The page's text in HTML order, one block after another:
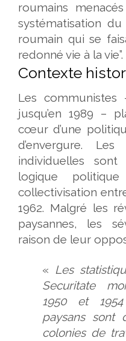
roumains
systématisation
roumain qui se
redonné vie à la vie”.
Contexte
Les
jusqu’en 1989 –
cœur d’une
d’envergure. Les
individuelles sont
logique
collectivisation
1962. Malgré les
paysannes, les
raison de leur
« Les
Securitate
1950 et
paysans sont
colonies de